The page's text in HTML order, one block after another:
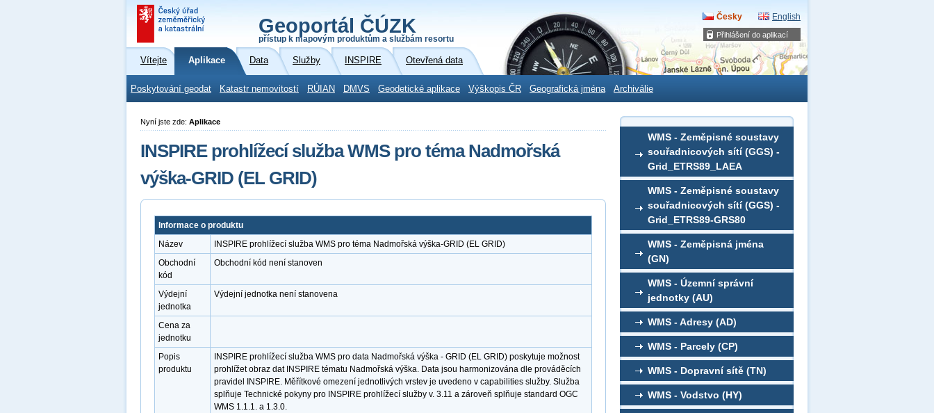
Přihlášení do aplikací
Geoportál ČÚZK
přístup k mapovým produktům a službám resortu
Česky English
Vítejte Aplikace Data Služby INSPIRE Otevřená data
Poskytování geodat Katastr nemovitostí RÚIAN DMVS Geodetické aplikace Výškopis ČR Geografická jména Archiválie
WMS - Zeměpisné soustavy
souřadnicových sítí (GGS) -
Grid_ETRS89_LAEA
WMS - Zeměpisné soustavy
souřadnicových sítí (GGS) -
Grid_ETRS89-GRS80
WMS - Zeměpisná jména
(GN)
WMS - Územní správní
jednotky (AU)
WMS - Adresy (AD)
WMS - Parcely (CP)
WMS - Dopravní sítě (TN)
WMS - Vodstvo (HY)
Nyní jste zde: Aplikace
INSPIRE prohlížecí služba WMS pro téma Nadmořská
výška-GRID (EL GRID)
Informace o produktu
Název
INSPIRE prohlížecí služba WMS pro téma Nadmořská výška-GRID (EL GRID)
Obchodní
kód
Obchodní kód není stanoven
Výdejní
jednotka
Výdejní jednotka není stanovena
Cena za
jednotku
Popis
produktu
INSPIRE prohlížecí služba WMS pro data Nadmořská výška - GRID (EL GRID) poskytuje možnost
prohlížet obraz dat INSPIRE tématu Nadmořská výška. Data jsou harmonizována dle prováděcích
pravidel INSPIRE. Měřítkové omezení jednotlivých vrstev je uvedeno v capabilities služby. Služba
splňuje Technické pokyny pro INSPIRE prohlížecí služby v. 3.11 a zároveň splňuje standard OGC
WMS 1.1.1. a 1.3.0.